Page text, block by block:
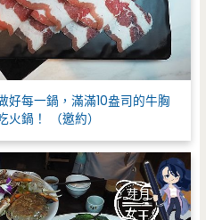
每一鍋，滿滿10盎司的牛胸
鍋！ （邀約）